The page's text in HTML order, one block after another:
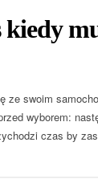
swoim
wyborem:
czas by